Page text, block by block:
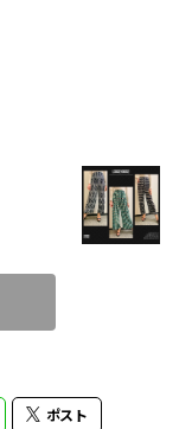
ポスト